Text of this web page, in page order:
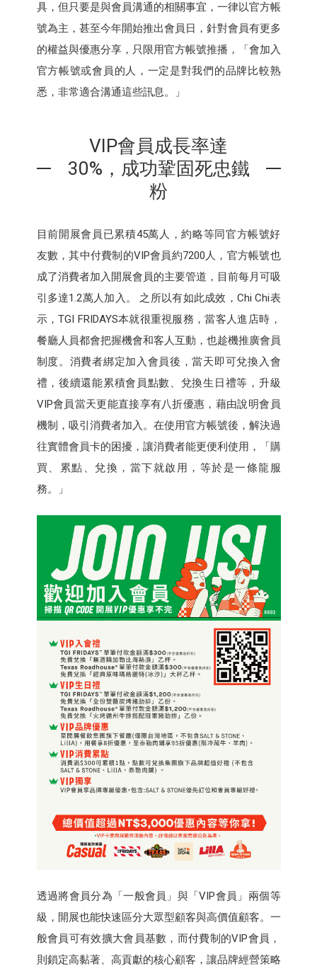
具，但只要是與會員溝通的相關事宜，一律以官方帳
號為主，甚至今年開始推出會員日，針對會員有更多
的權益與優惠分享，只限用官方帳號推播，「會加入
官方帳號或會員的人，一定是對我們的品牌比較熟
悉，非常適合溝通這些訊息。」
VIP會員成長率達
30%，成功鞏固死忠鐵
粉
目前開展會員已累積45萬人，約略等同官方帳號好
友數，其中付費制的VIP會員約7200人，官方帳號也
成了消費者加入開展會員的主要管道，目前每月可吸
引多達1.2萬人加入。 之所以有如此成效，Chi Chi表
示，TGI FRIDAYS本就很重視服務，當客人進店時，
餐廳人員都會把握機會和客人互動，也趁機推廣會員
制度。消費者綁定加入會員後，當天即可兌換入會
禮，後續還能累積會員點數、兌換生日禮等，升級
VIP會員當天更能直接享有八折優惠，藉由說明會員
機制，吸引消費者加入。在使用官方帳號後，解決過
往實體會員卡的困擾，讓消費者能更便利使用，「購
買、累點、兌換，當下就啟用，等於是一條龍服
務。」
透過將會員分為「一般會員」與「VIP會員」兩個等
級，開展也能快速區分大眾型顧客與高價值顧客。一
般會員可有效擴大會員基數，而付費制的VIP會員，
則鎖定高黏著、高貢獻的核心顧客，讓品牌經營策略